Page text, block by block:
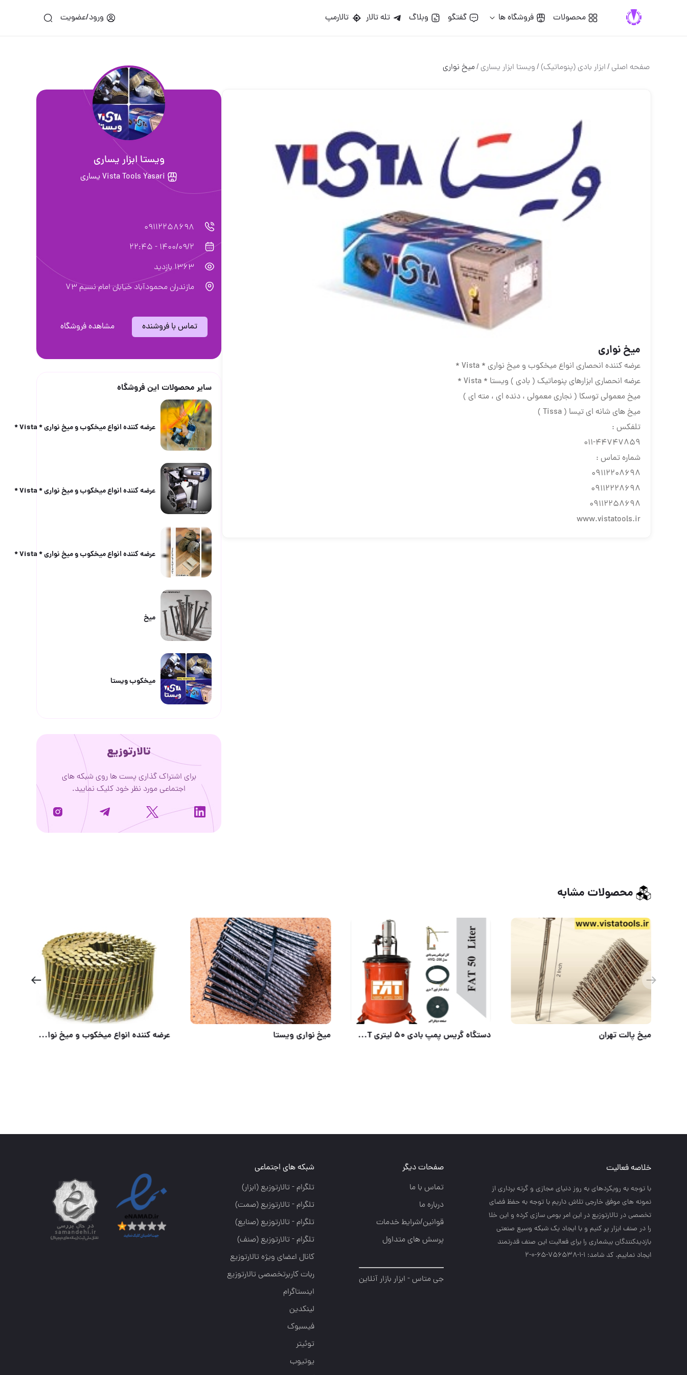
محصولات فروشگاه ها گفتگو وبلاگ تله تالار تالارمپ ورود/عضویت
صفحه اصلی/ابزار بادي (پنوماتيك) /ويستا ابزار يسارى/ميخ نوارى
ميخ نوارى
عرضه كننده انحصارى انواع ميخكوب و ميخ نوارى * Vista *
عرضه انحصارى ابزارهاى پنوماتيك ( بادى ) ويستا * Vista *
ميخ معمولى توسكا ( نجارى معمولى ، دنده اى ، مته اى )
ميخ هاى شانه اى تيسا ( Tissa )
تلفكس :
٤٤٧٤٧٨٥٩-٠١١
شماره تماس :
٠٩١١٢٢٠٨٦٩٨
٠٩١١٢٢٢٨٦٩٨
٠٩١١٢٢٥٨٦٩٨
www.vistatools.ir
ويستا ابزار يسارى
Vista Tools Yasari يساري
09112258698
1400/09/2 - 22:45
1363 بازدید
مازندران محمودآباد خيابان امام نسيم ٧٣
تماس با فروشنده مشاهده فروشگاه
سایر محصولات این فروشگاه
عرضه كننده انواع ميخكوب و ميخ نوارى * Vista *
عرضه كننده انواع ميخكوب و ميخ نوارى * Vista *
عرضه كننده انواع ميخكوب و ميخ نوارى * Vista *
ميخ
ميخكوب ويستا
تالارتوزیع
برای اشتراک گذاری پست ها روی شبکه های
اجتماعی مورد نظر خود کلیک نمایید.
محصولات مشابه
فرز انگشتی صنعتی AirBoss ميخ پالت تهران ميخ نوارى ويستا
خلاصه فعالیت
با توجه به رويكردهاي به روز دنياي مجازي و گرته برداري از
نمونه هاي موفق خارجي تلاش داريم با توجه به حفظ فضاي
تخصصي در تالارتوزيع در اين امر بومي سازي كرده و اين خلا
را در صنف ابزار پر كنيم و با ايجاد يك شبكه وسيع صنعتي
بازديدكنندگان بيشماري را براي فعاليت اين صنف قدرتمند
ايجاد نماييم. کد شامد: 1-1-756538-65-0-2
صفحات دیگر
تماس با ما
درباره ما
قوانین/شرایط خدمات
پرسش های متداول
جی متاس - ابزار بازار آنلاین
شبکه های اجتماعی
تلگرام - تالارتوزيع (ابزار)
تلگرام - تالارتوزيع (صمت)
تلگرام - تالارتوزيع (صنايع)
تلگرام - تالارتوزیع (صنف)
کانال اعضای ویژه تالارتوزیع
ربات کاربرتخصصی تالارتوزیع
اینستاگرام
لینکدین
فیسبوک
توئیتر
یوتیوب